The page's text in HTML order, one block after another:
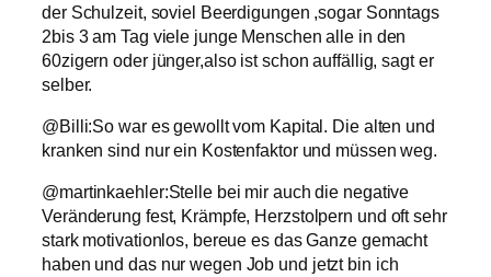
der Schulzeit, soviel Beerdigungen ,sogar Sonntags
2bis 3 am Tag viele junge Menschen alle in den
60zigern oder jünger,also ist schon auffällig, sagt er
selber.
@Billi:So war es gewollt vom Kapital. Die alten und
kranken sind nur ein Kostenfaktor und müssen weg.
@martinkaehler:Stelle bei mir auch die negative
Veränderung fest, Krämpfe, Herzstolpern und oft sehr
stark motivationlos, bereue es das Ganze gemacht
haben und das nur wegen Job und jetzt bin ich